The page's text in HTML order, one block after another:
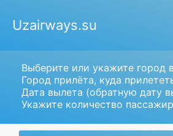
Uzairways.su
Выберите или укажите город
Город прилёта, куда
Дата вылета (обратную дату
Укажите количество